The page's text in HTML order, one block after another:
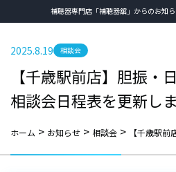
補聴器専門店「補聴器舘」からのお知
2025.8.19 相談会
【千歳駅前店】胆振
相談会日程表を更新しま
ホーム > お知らせ > 相談会 > 【千歳駅